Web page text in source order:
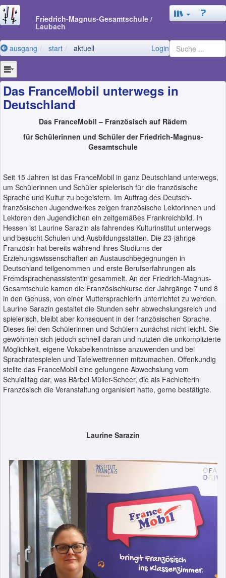
Friedrich-Magnus-Gesamtschule /
Laubach
ausgang start aktuell Login
Das FranceMobil unterwegs in
Deutschland
Das FranceMobil – Französisch auf Rädern
für Schülerinnen und Schüler der Friedrich-Magnus-
Gesamtschule
Seit 15 Jahren ist das FranceMobil in ganz Deutschland unterwegs,
um Schülerinnen und Schüler spielerisch für die französische
Sprache und Kultur zu begeistern. Im Auftrag des Deutsch-
französischen Jugendwerkes zeigen französische Lektorinnen und
Lektoren den Jugendlichen ein zeitgemäßes Frankreichbild. In
Hessen ist Laurine Sarazin als fahrendes Kulturinstitut unterwegs
und besucht Schulen und Ausbildungsstätten. Die 23-jährige
Französin hat bereits während ihres Studiums der
Erziehungswissenschaften an Austauschbegegnungen in
Deutschland teilgenommen und erste Berufserfahrungen als
Fremdsprachenassistentin gesammelt. An der Friedrich-Magnus-
Gesamtschule kamen die Französischkurse der Jahrgänge 7 und 8
in den Genuss, von einer Muttersprachlerin unterrichtet zu werden.
Laurine Sarazin gestaltet die Stunden sehr abwechslungsreich und
spielerisch, bleibt aber konsequent in der französischen Sprache.
Dieses fiel den Schülerinnen und Schülern zunächst nicht leicht. Sie
gewöhnten sich jedoch schnell daran und nutzten die unkomplizierte
Möglichkeit, eigene Vokabelkenntnisse anzuwenden und bei
Sprachratespielen und Tafelwettrennen mitzumachen. Offenkundig
stellte das FranceMobil eine gelungene Abwechslung vom
Schulalltag dar, was Bärbel Müller-Scheer, die als Fachleiterin
Französisch die Veranstaltung organisiert hatte, gerne bestätigte.
Laurine Sarazin